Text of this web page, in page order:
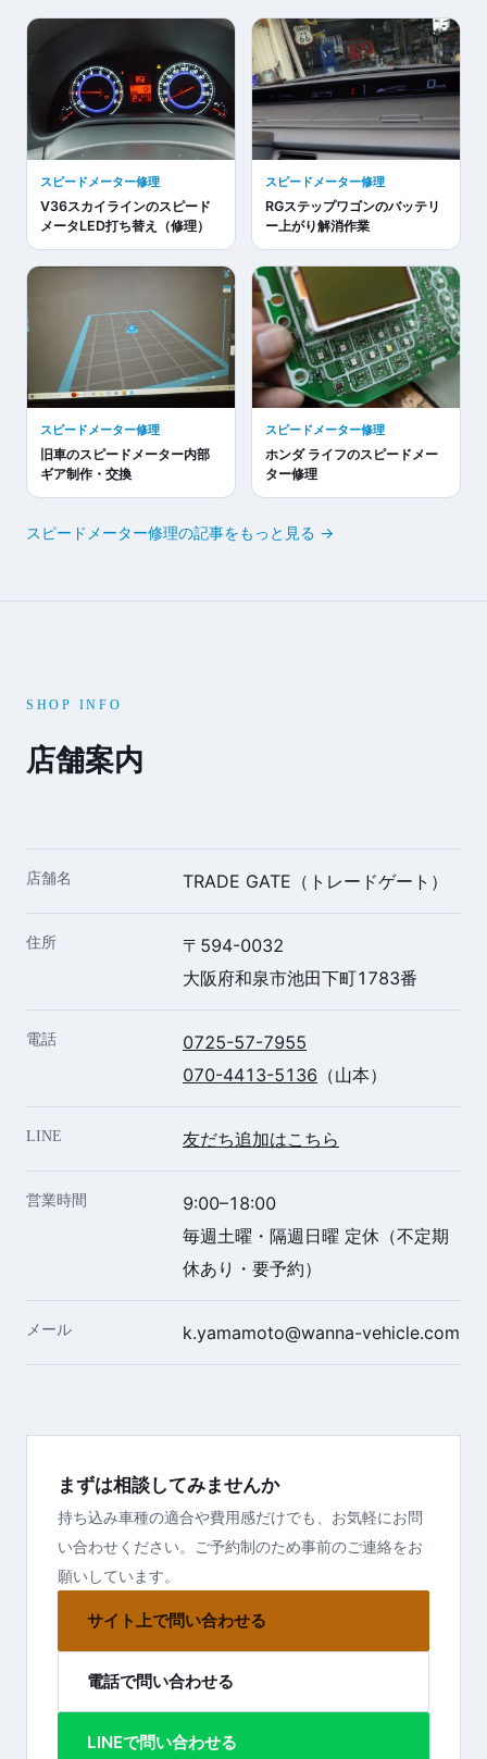
スピードメーター修理
V36スカイラインのスピード
メータLED打ち替え（修理）
スピードメーター修理
RGステップワゴンのバッテリ
ー上がり解消作業
スピードメーター修理
旧車のスピードメーター内部
ギア制作・交換
スピードメーター修理
ホンダ ライフのスピードメー
ター修理
スピードメーター修理の記事をもっと見る →
SHOP INFO
店舗案内
店舗名 TRADE GATE（トレードゲート）
住所
〒594-0032
大阪府和泉市池田下町1783番
電話
0725-57-7955
070-4413-5136 （山本）
LINE 友だち追加はこちら
営業時間
9:00–18:00
毎週土曜・隔週日曜 定休（不定期
休あり・要予約）
メール k.yamamoto@wanna-vehicle.com
まずは相談してみませんか
持ち込み車種の適合や費用感だけでも、お気軽にお問
い合わせください。ご予約制のため事前のご連絡をお
願いしています。
サイト上で問い合わせる
電話で問い合わせる
LINEで問い合わせる